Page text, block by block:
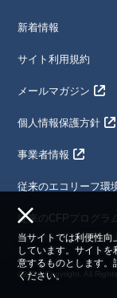
新着情報
サイト利用規約
メールマガジン
個人情報保護方針
事業者情報
従来のエコリーフ環
従来のCFPプログラ
©2024 Copyright. All
当サイトでは利便性
しています。サイト
意するものとします。
ください。